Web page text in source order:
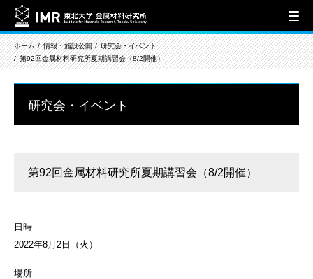
ホーム 情報・施設公開
研究会・イベント
第92回金属材料研究所夏期講習会（8/2開催）
研究会・イベント
第92回金属材料研究所夏期講習会（8/2開催）
日時
2022年8月2日（火）
場所